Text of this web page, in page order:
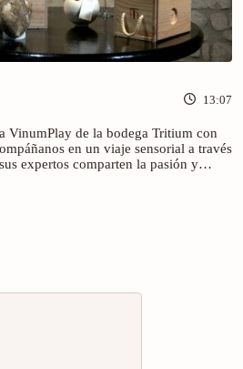
13:07
VinumPlay de la bodega Tritium con
en un viaje sensorial a través
expertos comparten la pasión y